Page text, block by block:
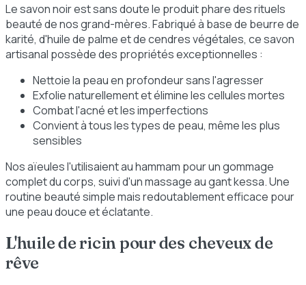
Le savon noir est sans doute le produit phare des rituels
beauté de nos grand-mères. Fabriqué à base de beurre de
karité, d'huile de palme et de cendres végétales, ce savon
artisanal possède des propriétés exceptionnelles :
Nettoie la peau en profondeur sans l'agresser
Exfolie naturellement et élimine les cellules mortes
Combat l'acné et les imperfections
Convient à tous les types de peau, même les plus
sensibles
Nos aïeules l'utilisaient au hammam pour un gommage
complet du corps, suivi d'un massage au gant kessa. Une
routine beauté simple mais redoutablement efficace pour
une peau douce et éclatante.
L'huile de ricin pour des cheveux de
rêve